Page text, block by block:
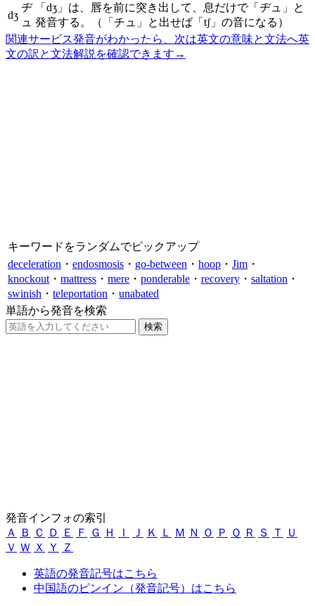
dʒ
ヂ
ュ
「dʒ」は、唇を前に突き出して、息だけで「ヂュ」と
発音する。（「チュ」と出せば「tʃ」の音になる）
関連サービス発音がわかったら、次は英文の意味と文法へ英
文の訳と文法解説を確認できます →
キーワードをランダムでピックアップ
deceleration ・ endosmosis ・ go-between ・ hoop ・ Jim ・
knockout ・ mattress ・ mere ・ ponderable ・ recovery ・ saltation ・
swinish ・ teleportation ・ unabated
単語から発音を検索
発音インフォの索引
Ａ
Ｂ Ｃ Ｄ Ｅ Ｆ Ｇ Ｈ Ｉ Ｊ Ｋ Ｌ Ｍ Ｎ Ｏ Ｐ Ｑ Ｒ Ｓ Ｔ
Ｕ
Ｖ Ｗ Ｘ Ｙ Ｚ
英語の発音記号はこちら
中国語のピンイン（発音記号）はこちら